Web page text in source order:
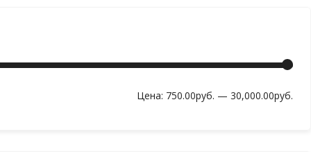
Цена: 750.00руб. — 30,000.00руб.